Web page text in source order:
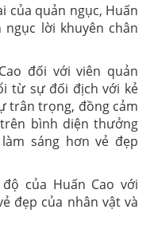
của quản ngục, Huấn
lời khuyên chân
đối với viên quản
từ sự đối địch với kẻ
trân trọng, đồng cảm
bình diện thưởng
sáng hơn vẻ đẹp
của Huấn Cao với
đẹp của nhân vật và